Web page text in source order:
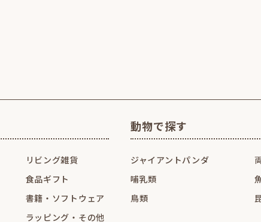
リビング雑貨
食品ギフト
書籍・ソフトウェア
ラッピング・その他
動物で探す
ジャイアントパンダ
哺乳類
鳥類